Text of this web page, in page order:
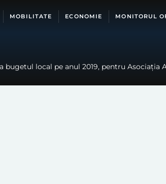
MOBILITATE ECONOMIE MONITORUL
local pe anul 2019, pentru Asociația